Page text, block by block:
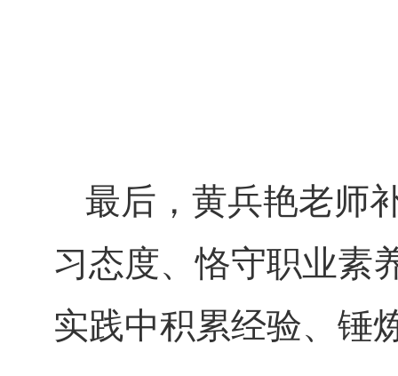
最后，黄兵艳老师
习态度、恪守职业素
实践中积累经验、锤